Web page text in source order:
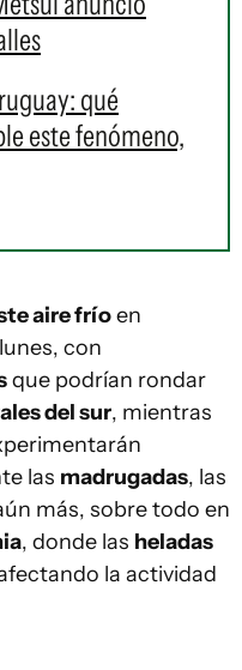
qué
este fenómeno,
aire fríoen
con
que podrían rondar
del sur, mientras
las madrugadas, las
más, sobre todo en
, donde las heladas
la actividad